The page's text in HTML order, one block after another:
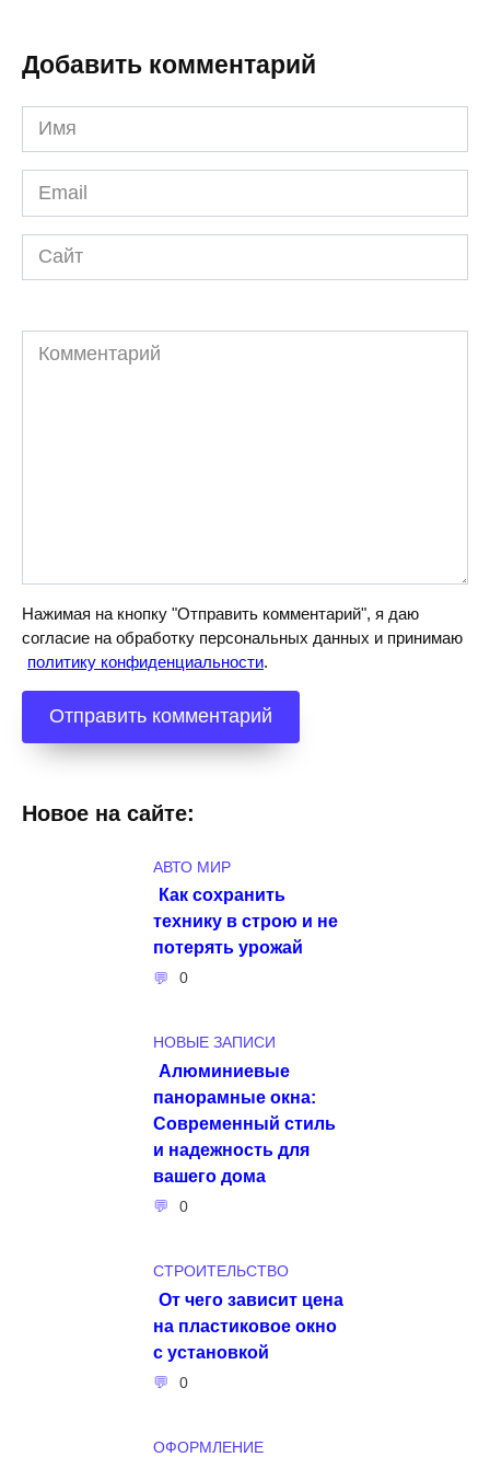
Добавить комментарий
Имя
*
Email
*
Сайт
Комментарий
Нажимая на кнопку "Отправить комментарий", я даю
согласие на обработку персональных данных и принимаю
политику конфиденциальности.
Новое на сайте:
АВТО МИР
Как сохранить
технику в строю и не
потерять урожай
0
НОВЫЕ ЗАПИСИ
Алюминиевые
панорамные окна:
Современный стиль
и надежность для
вашего дома
0
СТРОИТЕЛЬСТВО
От чего зависит цена
на пластиковое окно
с установкой
0
ОФОРМЛЕНИЕ